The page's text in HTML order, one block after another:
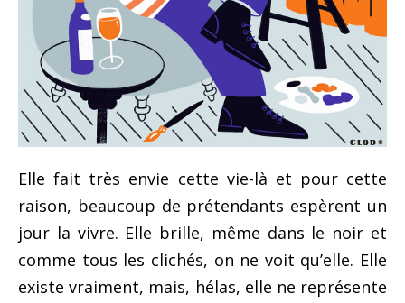
Elle fait très envie cette vie-là et pour cette
raison, beaucoup de prétendants espèrent un
jour la vivre. Elle brille, même dans le noir et
comme tous les clichés, on ne voit qu’elle. Elle
existe vraiment, mais, hélas, elle ne représente